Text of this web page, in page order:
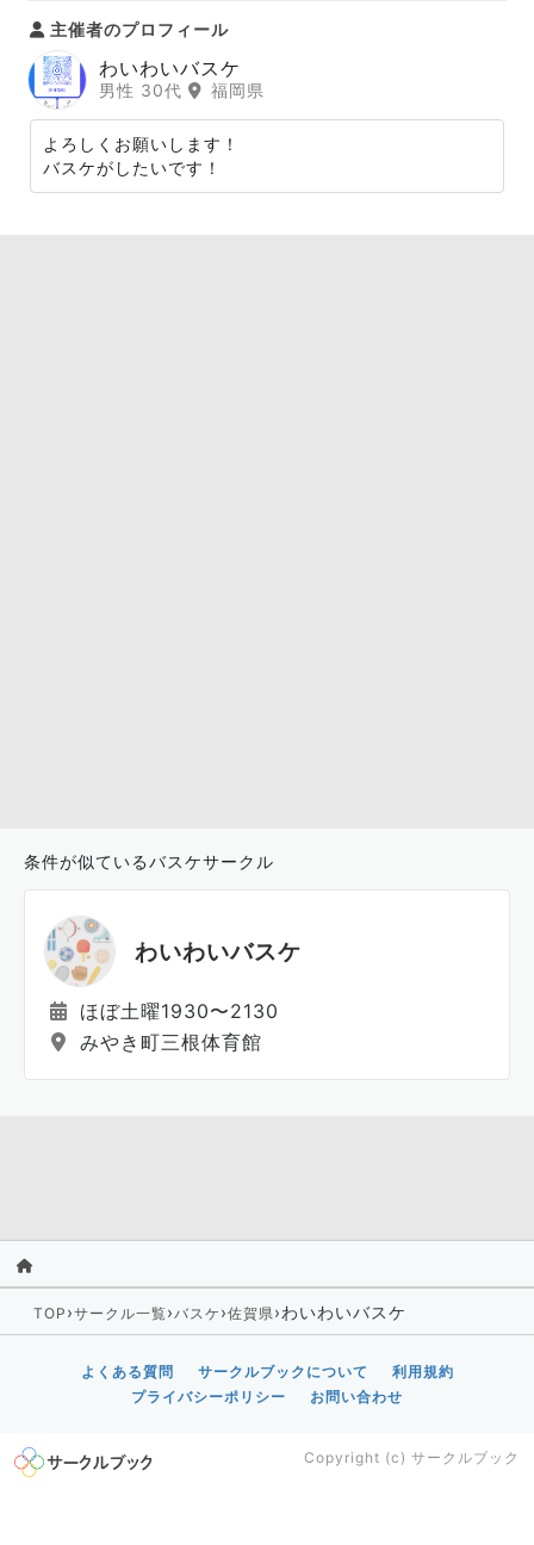
主催者のプロフィール
わいわいバスケ
男性 30代 福岡県
よろしくお願いします！
バスケがしたいです！
条件が似ているバスケサークル
わいわいバスケ
ほぼ土曜1930〜2130
みやき町三根体育館
TOP ›サークル一覧›バスケ ›佐賀県›わいわいバスケ
よくある質問 サークルブックについて
利用規約
プライバシーポリシー
お問い合わせ
Copyright (c) サークルブック